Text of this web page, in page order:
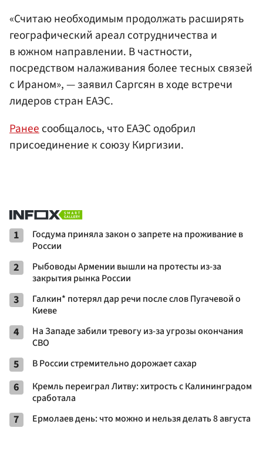
«Считаю необходимым продолжать расширять
географический ареал сотрудничества и
в южном направлении. В частности,
посредством налаживания более тесных связей
с Ираном», — заявил Саргсян в ходе встречи
лидеров стран ЕАЭС.
Ранеесообщалось, что ЕАЭС одобрил
присоединение к союзу Киргизии.
1
Госдума приняла закон о запрете на проживание в
России
2
Рыбоводы Армении вышли на протесты из-за
закрытия рынка России
3
Галкин* потерял дар речи после слов Пугачевой о
Киеве
4
На Западе забили тревогу из-за угрозы окончания
СВО
5 В России стремительно дорожает сахар
6
Кремль переиграл Литву: хитрость с Калининградом
сработала
7 Ермолаев день: что можно и нельзя делать 8 августа